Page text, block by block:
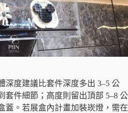
深度建議比套件深度多出 3–5 公
套件細節；高度則留出頂部 5–8 公
蓋。若展盒內計畫加裝崁燈，需在